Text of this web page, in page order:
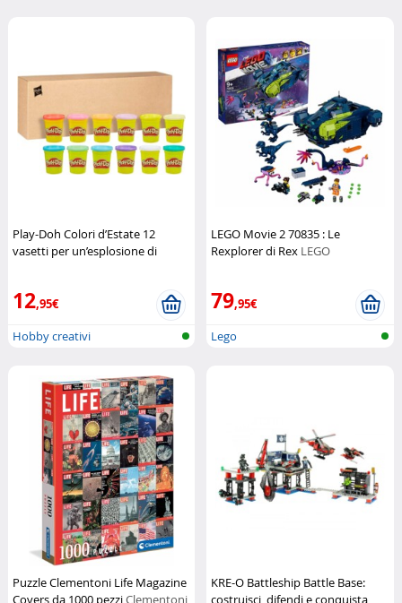
Play-Doh Colori d’Estate 12
vasetti per un’esplosione di
12,95€
Hobby creativi
LEGO Movie 2 70835 : Le
Rexplorer di Rex LEGO
79,95€
Lego
Puzzle Clementoni Life Magazine
KRE-O Battleship Battle Base: